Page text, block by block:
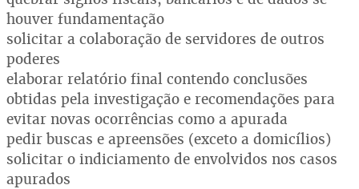
houver fundamentação
solicitar a colaboração de servidores de outros
poderes
elaborar relatório final contendo conclusões
obtidas pela investigação e recomendações para
evitar novas ocorrências como a apurada
pedir buscas e apreensões (exceto a domicílios)
solicitar o indiciamento de envolvidos nos casos
apurados